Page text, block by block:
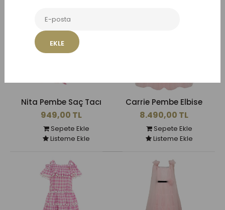
EKLE
Nita Pembe Saç Tacı
949,00 TL
Sepete Ekle
Listeme Ekle
Carrie Pembe Elbise
8.490,00 TL
Sepete Ekle
Listeme Ekle